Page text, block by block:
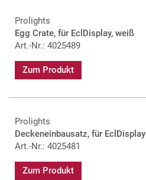
Prolights
Egg Crate, für EclDisplay, weiß
Art.-Nr.: 4025489
Zum Produkt
Prolights
Deckeneinbausatz, für EclDisplay
Art.-Nr.: 4025481
Zum Produkt